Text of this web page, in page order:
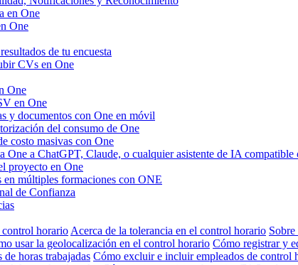
en One
One
de tu encuesta
CVs en One
One
en One
y documentos con One en móvil
del consumo de One
costo masivas con One
a ChatGPT, Claude, o cualquier asistente de IA compatible
proyecto en One
en múltiples formaciones con ONE
de Confianza
control horario Acerca de la tolerancia en el control horario
usar la geolocalización en el control horario Cómo registrar y
horas trabajadas Cómo excluir e incluir empleados de control